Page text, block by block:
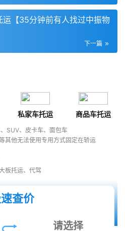
运【35分钟前有人找过中振物
下一篇
私家车托运 商品车托运
SUV、皮卡车、面包车
其他无法使用专用方式固定在轿运
板托运、代驾
查价